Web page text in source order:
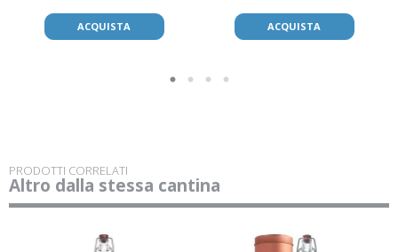
ACQUISTA ACQUISTA
PRODOTTI CORRELATI
Altro dalla stessa cantina